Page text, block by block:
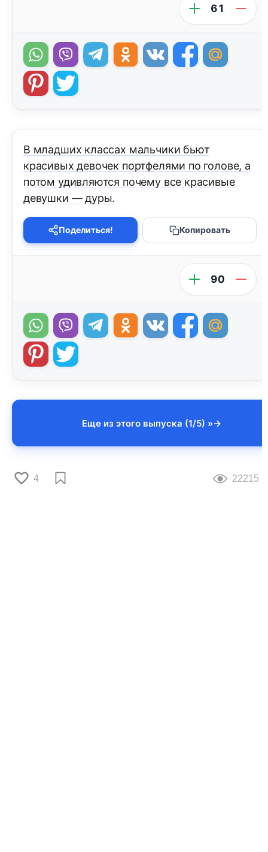
61
В младших классах мальчики бьют
красивых девочек портфелями по голове, а
потом удивляются почему все красивые
девушки — дуры.
Поделиться! Копировать
90
Еще из этого выпуска (1/5) »
4 22215